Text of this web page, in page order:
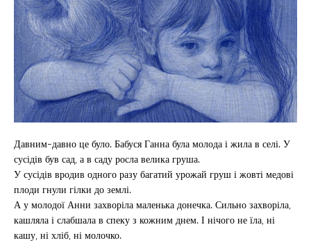
Давним-давно це було. Бабуся Ганна була молода і жила в селі. У
сусідів був сад, а в саду росла велика груша.
У сусідів вродив одного разу багатий урожай груш і жовті медові
плоди гнули гілки до землі.
А у молодої Анни захворіла маленька донечка. Сильно захворіла,
кашляла і слабшала в спеку з кожним днем. І нічого не їла, ні
кашу, ні хліб, ні молочко.